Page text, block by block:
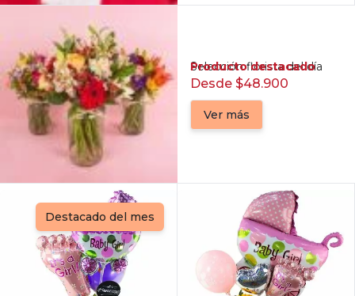
Producto destacado
Selección florista del día
Desde $48.900
Ver más
Destacado del mes